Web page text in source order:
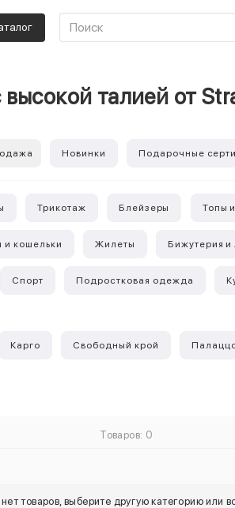
талией от
Новинки Подарочные
Трикотаж Блейзеры Топы
и кошельки Жилеты Бижутерия
Спорт Подростковая одежда
Карго Свободный крой
Товаров: 0
товаров, выберите другую категорию или